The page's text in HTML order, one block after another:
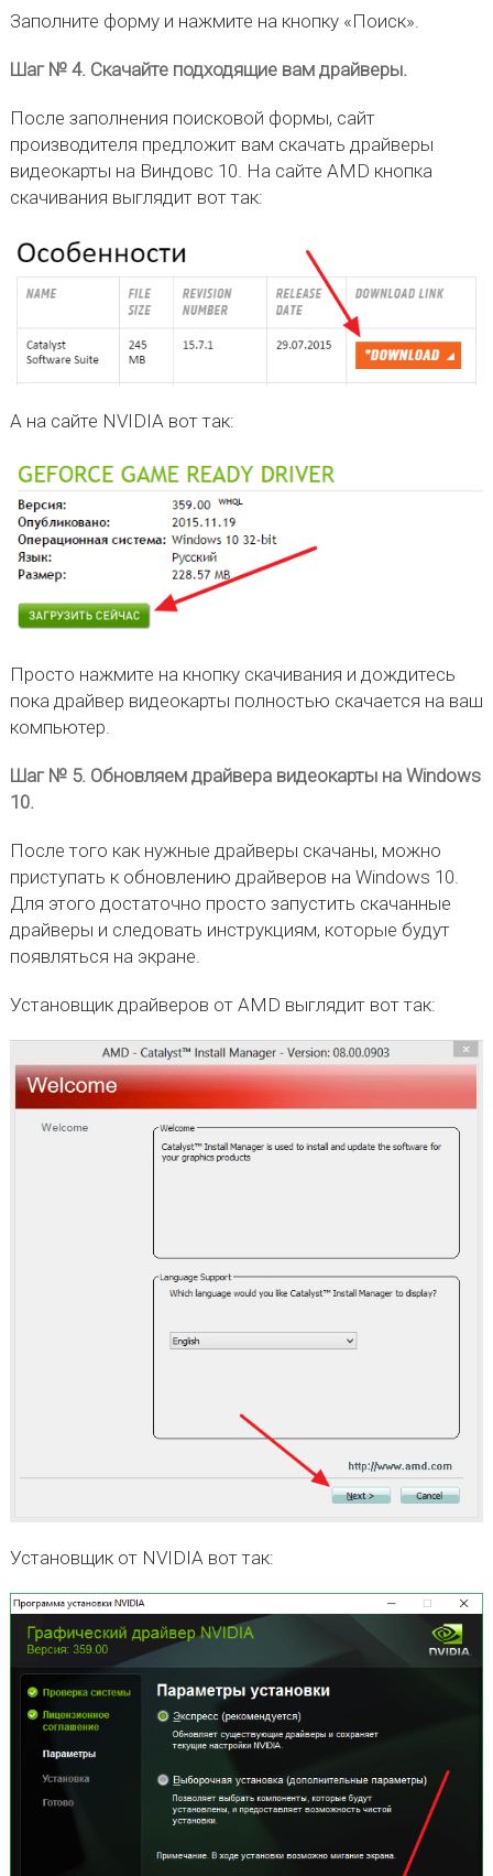
Заполните форму и нажмите на кнопку «Поиск».
Шаг № 4. Скачайте подходящие вам драйверы.
После заполнения поисковой формы, сайт
производителя предложит вам скачать драйверы
видеокарты на Виндовс 10. На сайте AMD кнопка
скачивания выглядит вот так:
А на сайте NVIDIA вот так:
Просто нажмите на кнопку скачивания и дождитесь
пока драйвер видеокарты полностью скачается на ваш
компьютер.
Шаг № 5. Обновляем драйвера видеокарты на Windows
10.
После того как нужные драйверы скачаны, можно
приступать к обновлению драйверов на Windows 10.
Для этого достаточно просто запустить скачанные
драйверы и следовать инструкциям, которые будут
появляться на экране.
Установщик драйверов от AMD выглядит вот так:
Установщик от NVIDIA вот так: